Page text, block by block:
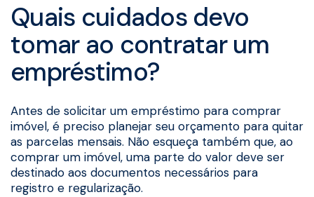
Quais cuidados devo
tomar ao contratar um
empréstimo?
Antes de solicitar um empréstimo para comprar
imóvel, é preciso planejar seu orçamento para quitar
as parcelas mensais. Não esqueça também que, ao
comprar um imóvel, uma parte do valor deve ser
destinado aos documentos necessários para
registro e regularização.